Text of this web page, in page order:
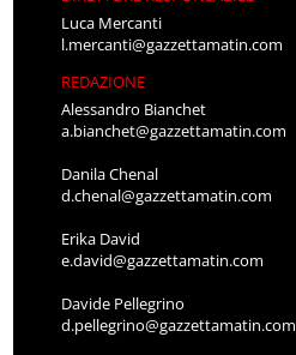
Luca Mercanti
l.mercanti@gazzettamatin.com
REDAZIONE
Alessandro Bianchet
a.bianchet@gazzettamatin.com
Danila Chenal
d.chenal@gazzettamatin.com
Erika David
e.david@gazzettamatin.com
Davide Pellegrino
d.pellegrino@gazzettamatin.com